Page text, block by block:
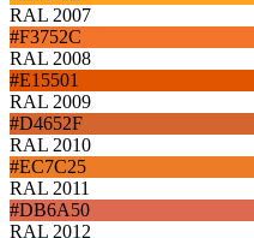
RAL 2007
#F3752C
RAL 2008
#E15501
RAL 2009
#D4652F
RAL 2010
#EC7C25
RAL 2011
#DB6A50
RAL 2012